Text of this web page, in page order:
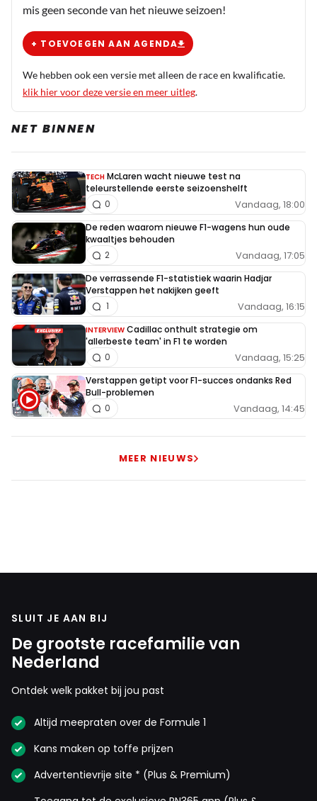
mis geen seconde van het nieuwe seizoen!
+ TOEVOEGEN AAN AGENDA
We hebben ook een versie met alleen de race en kwalificatie.
klik hier voor deze versie en meer uitleg.
NET BINNEN
TECH McLaren wacht nieuwe test na
teleurstellende eerste seizoenshelft
Vandaag, 18:00
0
De reden waarom nieuwe F1-wagens hun oude
kwaaltjes behouden
Vandaag, 17:05
2
De verrassende F1-statistiek waarin Hadjar
Verstappen het nakijken geeft
Vandaag, 16:15
1
INTERVIEW Cadillac onthult strategie om
'allerbeste team' in F1 te worden
Vandaag, 15:25
0
Verstappen getipt voor F1-succes ondanks Red
Bull-problemen
Vandaag, 14:45
0
MEER NIEUWS
SLUIT JE AAN BIJ
De grootste racefamilie van
Nederland
Ontdek welk pakket bij jou past
Altijd meepraten over de Formule 1
Kans maken op toffe prijzen
Advertentievrije site * (Plus & Premium)